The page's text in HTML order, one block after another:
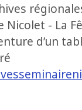
Nicolet - La
d’un